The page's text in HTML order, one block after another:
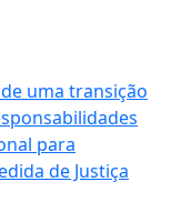
uma transição
para
de Justiça